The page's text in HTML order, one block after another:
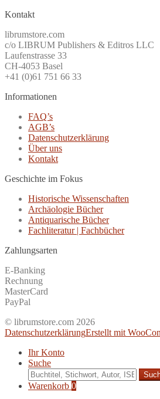
Kontakt
librumstore.com
c/o LIBRUM Publishers & Editros LLC
Laufenstrasse 33
CH-4053 Basel
+41 (0)61 751 66 33
Informationen
FAQ’s
AGB’s
Datenschutzerklärung
Über uns
Kontakt
Geschichte im Fokus
Historische Wissenschaften
Archäologie Bücher
Antiquarische Bücher
Fachliteratur | Fachbücher
Zahlungsarten
E-Banking
Rechnung
MasterCard
PayPal
© librumstore.com 2026
DatenschutzerklärungErstellt mit
Ihr Konto
Suche
Suche
nach:
Warenkorb 0